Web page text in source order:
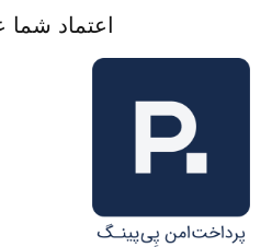
اعتماد شما